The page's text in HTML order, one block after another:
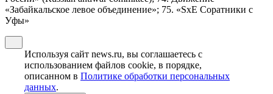
«Забайкальское левое объединение»; 75. «SxE Соратники с
Уфы»
Используя сайт news.ru, вы соглашаетесь с
использованием файлов cookie, в порядке,
описанном в Политике обработки персональных
данных.